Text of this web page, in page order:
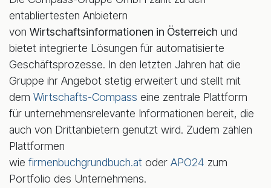
entabliertesten Anbietern
von Wirtschaftsinformationen in Österreich und
bietet integrierte Lösungen für automatisierte
Geschäftsprozesse. In den letzten Jahren hat die
Gruppe ihr Angebot stetig erweitert und stellt mit
dem Wirtschafts-Compass eine zentrale Plattform
für unternehmensrelevante Informationen bereit, die
auch von Drittanbietern genutzt wird. Zudem zählen
Plattformen
wie firmenbuchgrundbuch.at oder APO24 zum
Portfolio des Unternehmens.